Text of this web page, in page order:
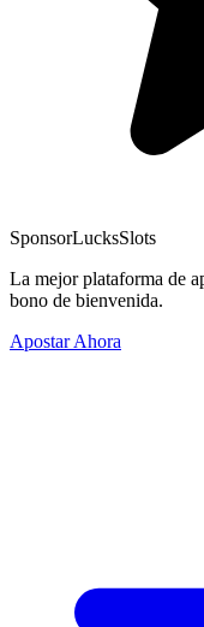
SponsorLucksSlots
La mejor plataforma de
bono de bienvenida.
Apostar Ahora